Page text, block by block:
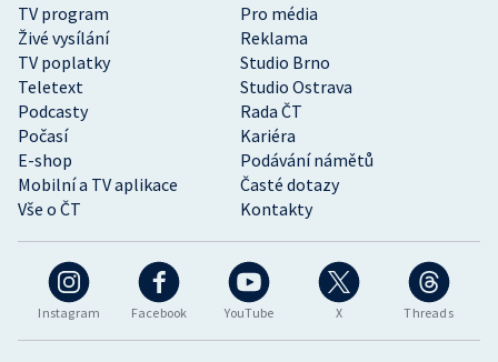
Instagram Facebook YouTube X Threads
TV program
Pro média
Živé vysílání
Reklama
TV poplatky
Studio Brno
Teletext
Studio Ostrava
Podcasty
Rada ČT
Počasí
Kariéra
E-shop
Podávání námětů
Mobilní a TV aplikace
Časté dotazy
Vše o ČT
Kontakty